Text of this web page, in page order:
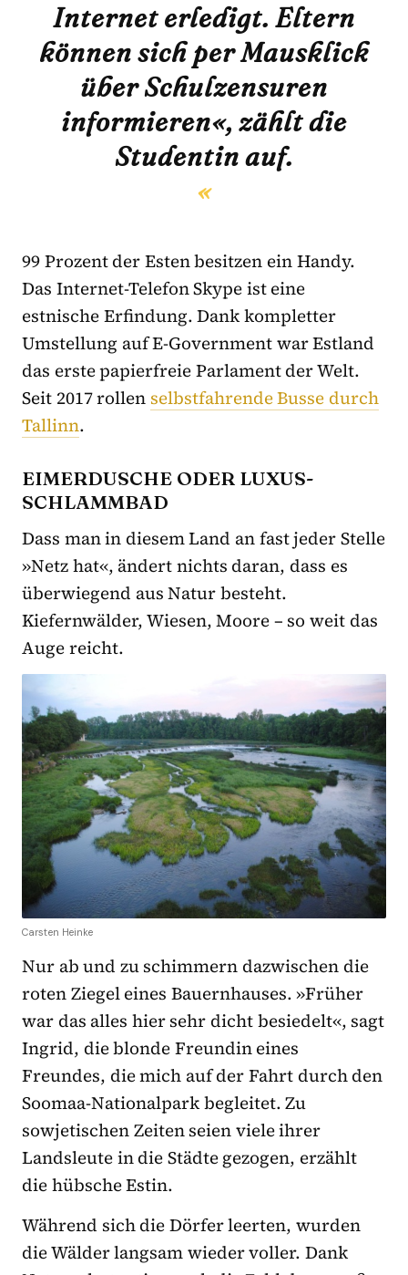
Internet erledigt. Eltern
können sich per Mausklick
über Schulzensuren
informieren«, zählt die
Studentin auf.
99 Prozent der Esten besitzen ein Handy.
Das Internet-Telefon Skype ist eine
estnische Erfindung. Dank kompletter
Umstellung auf E-Government war Estland
das erste papierfreie Parlament der Welt.
Seit 2017 rollen selbstfahrende Busse durch
Tallinn.
EIMERDUSCHE ODER LUXUS-
SCHLAMMBAD
Dass man in diesem Land an fast jeder Stelle
»Netz hat«, ändert nichts daran, dass es
überwiegend aus Natur besteht.
Kiefernwälder, Wiesen, Moore – so weit das
Auge reicht.
Carsten Heinke
Nur ab und zu schimmern dazwischen die
roten Ziegel eines Bauernhauses. »Früher
war das alles hier sehr dicht besiedelt«, sagt
Ingrid, die blonde Freundin eines
Freundes, die mich auf der Fahrt durch den
Soomaa-Nationalpark begleitet. Zu
sowjetischen Zeiten seien viele ihrer
Landsleute in die Städte gezogen, erzählt
die hübsche Estin.
Während sich die Dörfer leerten, wurden
die Wälder langsam wieder voller. Dank